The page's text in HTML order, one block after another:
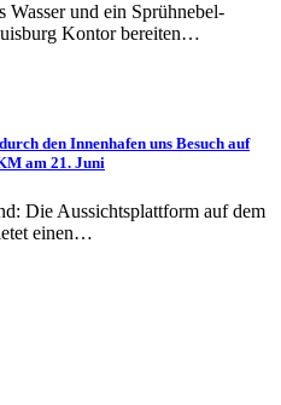
Wasser und ein Sprühnebel-
Kontor bereiten…
den Innenhafen uns Besuch auf
am 21. Juni
Die Aussichtsplattform auf dem
einen…